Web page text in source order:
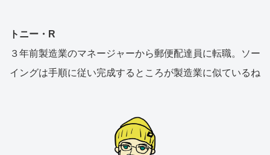
トニー・R
３年前製造業のマネージャーから郵便配達員に転職。ソー
イングは手順に従い完成するところが製造業に似ているね